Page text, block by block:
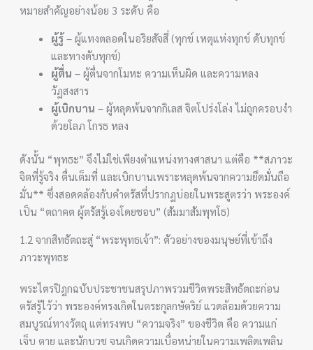
หมายสำคัญอย่างน้อย 3 ระดับ คือ
ผู้รู้– ผู้แทงตลอดในอริยสัจสี่ (ทุกข์ เหตุแห่งทุกข์ ดับทุกข์
และทางดับทุกข์)
ผู้ตื่น – ผู้ตื่นจากโมหะ ความเห็นผิด และความหลง
วัฏสงสาร
ผู้เบิกบาน – ผู้หลุดพ้นจากกิเลส จิตโปร่งโล่ง ไม่ถูกครอบงำ
ด้วยโลภ โกรธ หลง
ดังนั้น “พุทธะ” จึงไม่ใช่เพียงตำแหน่งทางศาสนา แต่คือ **สภาวะ
จิตที่รู้จริง ตื่นเต็มที่ และเบิกบานเพราะหลุดพ้นจากความยึดมั่นถือ
มั่น** ซึ่งสอดคล้องกับคำตรัสที่ปรากฏบ่อยในพระสูตรว่า พระองค์
เป็น “ตถาคต ผู้ตรัสรู้เองโดยชอบ” (สัมมาสัมพุทโธ)
1.2 จากสิทธัตถะสู่ “พระพุทธเจ้า”: ตัวอย่างของมนุษย์ที่เข้าถึง
ภาวะพุทธะ
พระไตรปิฎกฉบับประชาชนสรุปภาพรวมชีวิตพระสิทธัตถะก่อน
ตรัสรู้ไว้ว่า พระองค์ทรงเกิดในตระกูลกษัตริย์ แวดล้อมด้วยความ
สมบูรณ์ทางวัตถุ แต่ทรงพบ “ความจริง” ของชีวิต คือ ความแก่
เจ็บ ตาย และนักบวช จนเกิดความเบื่อหน่ายในความเพลิดเพลิน